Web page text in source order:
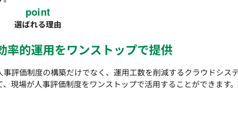
point
選ばれる理由
率的運用をワンストップで提供
事評価制度の構築だけでなく、運用工数を削減するクラウドシス
、現場が人事評価制度をワンストップで活用することができます。